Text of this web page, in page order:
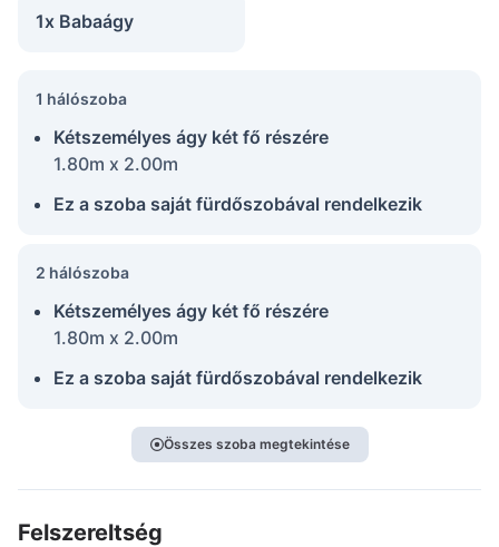
1x Babaágy
1 hálószoba
Kétszemélyes ágy két fő részére
1.80m x 2.00m
Ez a szoba saját fürdőszobával rendelkezik
2 hálószoba
Kétszemélyes ágy két fő részére
1.80m x 2.00m
Ez a szoba saját fürdőszobával rendelkezik
Összes szoba megtekintése
Felszereltség